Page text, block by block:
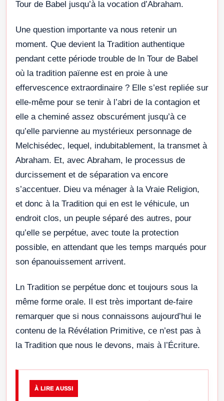
Tour de Babel jusqu’à la vocation d’Abraham.
Une question importante va nous retenir un
moment. Que devient la Tradition authentique
pendant cette période trouble de ln Tour de Babel
où la tradition païenne est en proie à une
effervescence extraordinaire ? Elle s’est repliée sur
elle-même pour se tenir à l’abri de la contagion et
elle a cheminé assez obscurément jusqu’à ce
qu’elle parvienne au mystérieux personnage de
Melchisédec, lequel, indubitablement, la transmet à
Abraham. Et, avec Abraham, le processus de
durcissement et de séparation va encore
s’accentuer. Dieu va ménager à la Vraie Religion,
et donc à la Tradition qui en est le véhicule, un
endroit clos, un peuple séparé des autres, pour
qu’elle se perpétue, avec toute la protection
possible, en attendant que les temps marqués pour
son épanouissement arrivent.
Ln Tradition se perpétue donc et toujours sous la
même forme orale. Il est très important de-faire
remarquer que si nous connaissons aujourd’hui le
contenu de la Révélation Primitive, ce n’est pas à
la Tradition que nous le devons, mais à l’Écriture.
À LIRE AUSSI